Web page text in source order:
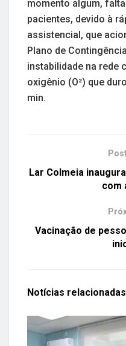
momento algum,
pacientes, devido à
assistencial, que
Plano de
instabilidade na rede
oxigênio (O²) que
min.
Lar Colmeia
com
Vacinação de
Notícias relacionadas